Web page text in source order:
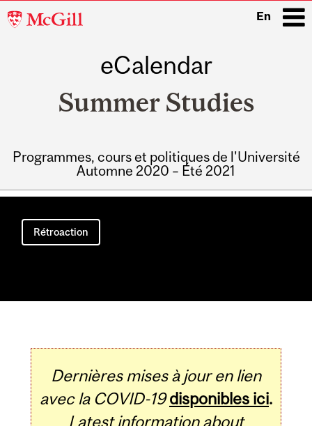
McGill
En
eCalendar
Summer Studies
Programmes, cours et politiques de l'Université
Automne 2020 – Été 2021
Main
navigation
Rétroaction
Dernières mises à jour en lien
avec la COVID-19 disponibles ici.
Latest information about